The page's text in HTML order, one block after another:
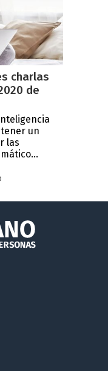
charlas
de
un
las